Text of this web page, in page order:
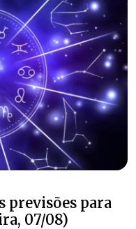
previsões para
07/08)